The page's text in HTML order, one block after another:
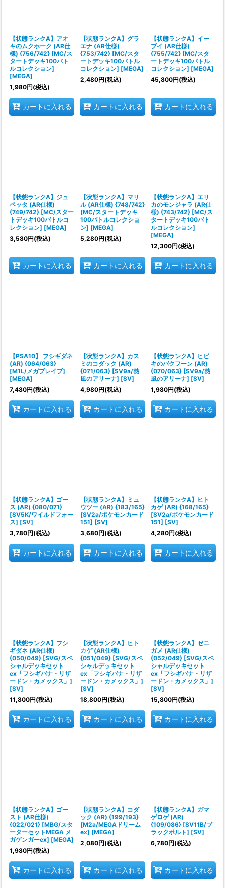
【状態ランクA】アオ
キのムクホーク (AR仕
様) {756/742} [MC/ス
タートデッキ100バト
ルコレクション]
[MEGA]
1,980円(税込)
カートに入れる
【状態ランクA】グラ
エナ (AR仕様)
{753/742} [MC/スタ
ートデッキ100バトル
コレクション] [MEGA]
2,480円(税込)
カートに入れる
【状態ランクA】イー
ブイ (AR仕様)
{755/742} [MC/スタ
ートデッキ100バトル
コレクション] [MEGA]
45,800円(税込)
カートに入れる
【状態ランクA】ジュ
ペッタ (AR仕様)
{749/742} [MC/スター
トデッキ100バトルコ
レクション] [MEGA]
3,580円(税込)
カートに入れる
【状態ランクA】マリ
ル (AR仕様) {748/742}
[MC/スタートデッキ
100バトルコレクショ
ン] [MEGA]
5,280円(税込)
カートに入れる
【状態ランクA】エリ
カのモンジャラ (AR仕
様) {743/742} [MC/ス
タートデッキ100バト
ルコレクション]
[MEGA]
12,300円(税込)
カートに入れる
【PSA10】 フシギダネ
(AR) {064/063}
[M1L/メガブレイブ]
[MEGA]
7,480円(税込)
カートに入れる
【状態ランクA】カス
ミのコダック (AR)
{071/063} [SV9a/熱
風のアリーナ] [SV]
4,980円(税込)
カートに入れる
【状態ランクA】ヒビ
キのバクフーン (AR)
{070/063} [SV9a/熱
風のアリーナ] [SV]
1,980円(税込)
カートに入れる
【状態ランクA】ゴー
ス (AR) {080/071}
[SV5K/ワイルドフォー
ス] [SV]
3,780円(税込)
カートに入れる
【状態ランクA】ミュ
ウツー (AR) {183/165}
[SV2a/ポケモンカード
151] [SV]
3,680円(税込)
カートに入れる
【状態ランクA】ヒト
カゲ (AR) {168/165}
[SV2a/ポケモンカード
151] [SV]
4,280円(税込)
カートに入れる
【状態ランクA】フシ
ギダネ (AR仕様)
{050/049} [SVG/スペ
シャルデッキセット
ex「フシギバナ・リザ
ードン・カメックス」]
[SV]
11,800円(税込)
カートに入れる
【状態ランクA】ヒト
カゲ (AR仕様)
{051/049} [SVG/スペ
シャルデッキセット
ex「フシギバナ・リザ
ードン・カメックス」]
[SV]
18,800円(税込)
カートに入れる
【状態ランクA】ゼニ
ガメ (AR仕様)
{052/049} [SVG/スペ
シャルデッキセット
ex「フシギバナ・リザ
ードン・カメックス」]
[SV]
15,800円(税込)
カートに入れる
【状態ランクA】ゴー
スト (AR仕様)
{022/021} [MBG/スタ
ーターセットMEGA メ
ガゲンガーex] [MEGA]
1,980円(税込)
カートに入れる
【状態ランクA】コダ
ック (AR) {199/193}
[M2a/MEGAドリーム
ex] [MEGA]
2,080円(税込)
カートに入れる
【状態ランクA】ガマ
ゲロゲ (AR)
{109/086} [SV11B/ブ
ラックボルト] [SV]
6,780円(税込)
カートに入れる